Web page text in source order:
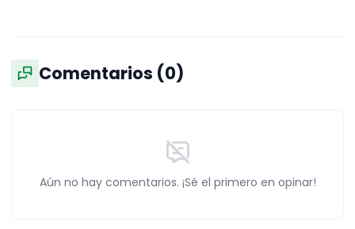
Comentarios (0)
Aún no hay comentarios. ¡Sé el primero en opinar!